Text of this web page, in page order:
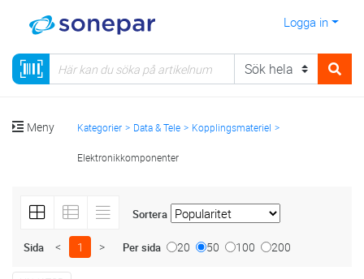
Logga in
Meny Kategorier Data & Tele Kopplingsmateriel
Elektronikkomponenter
Sortera
Sida < 1 > Per sida 20 50 100 200